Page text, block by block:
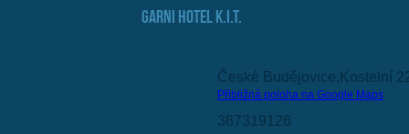
Garni Hotel K.I.T.
České Budějovice,Kostelní
Přibližná poloha na Google Maps
387319126